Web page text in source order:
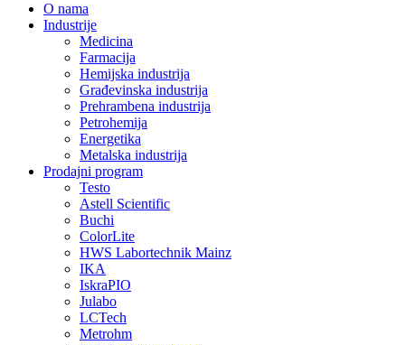
O nama
Industrije
Medicina
Farmacija
Hemijska industrija
Građevinska industrija
Prehrambena industrija
Petrohemija
Energetika
Metalska industrija
Prodajni program
Testo
Astell Scientific
Buchi
ColorLite
HWS Labortechnik Mainz
IKA
IskraPIO
Julabo
LCTech
Metrohm